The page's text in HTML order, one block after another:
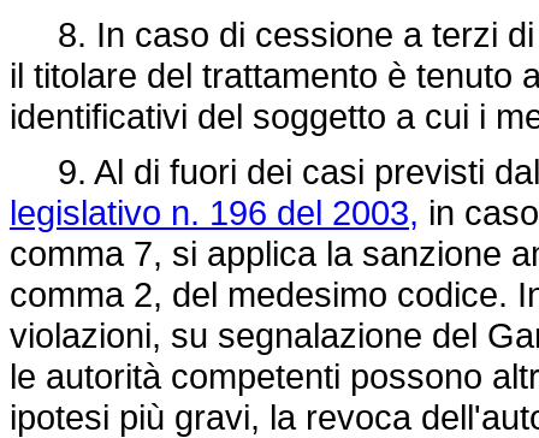
8. In caso di cessione a terzi di
il titolare del trattamento è tenuto
identificativi del soggetto a cui i
9. Al di fuori dei casi previsti
legislativo n. 196 del 2003, in
comma 7, si applica la sanzione
comma 2, del medesimo codice.
violazioni, su segnalazione del
le autorità competenti possono
ipotesi più gravi, la revoca